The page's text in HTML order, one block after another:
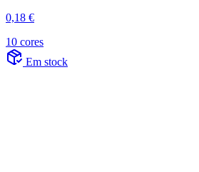
0,18 €
10 cores
Em stock